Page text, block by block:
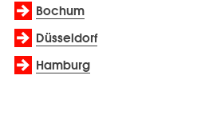
Bochum
Düsseldorf
Hamburg